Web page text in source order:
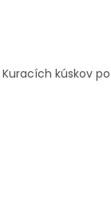
kúskov